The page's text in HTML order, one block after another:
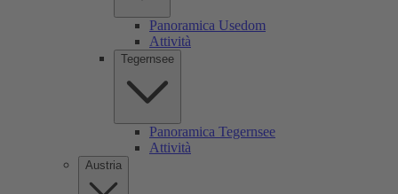
Panoramica Usedom
Attività
Tegernsee
Panoramica Tegernsee
Attività
Austria